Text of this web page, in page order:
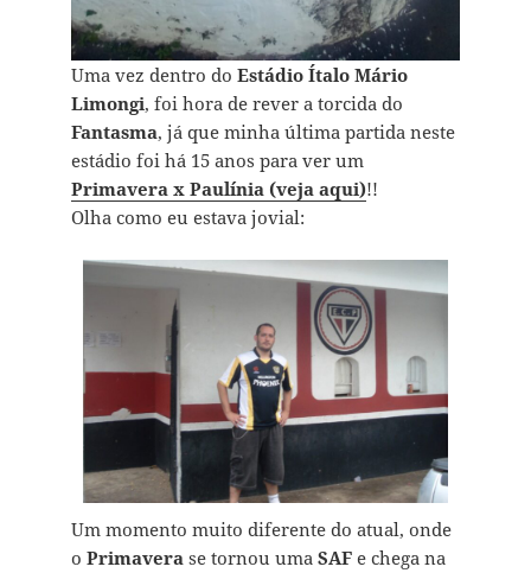
Uma vez dentro do Estádio Ítalo Mário
Limongi, foi hora de rever a torcida do
Fantasma, já que minha última partida neste
estádio foi há 15 anos para ver um
Primavera x Paulínia (veja aqui)!!
Olha como eu estava jovial:
Um momento muito diferente do atual, onde
o Primaverase tornou uma SAFe chega na